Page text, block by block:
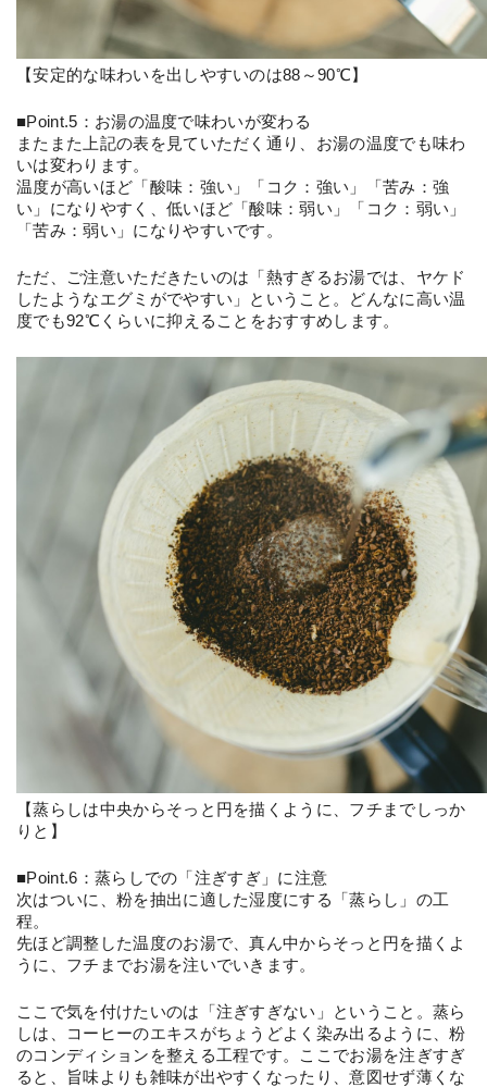
【安定的な味わいを出しやすいのは88～90℃】
■Point.5：お湯の温度で味わいが変わる
またまた上記の表を見ていただく通り、お湯の温度でも味わ
いは変わります。
温度が高いほど「酸味：強い」「コク：強い」「苦み：強
い」になりやすく、低いほど「酸味：弱い」「コク：弱い」
「苦み：弱い」になりやすいです。
ただ、ご注意いただきたいのは「熱すぎるお湯では、ヤケド
したようなエグミがでやすい」ということ。どんなに高い温
度でも92℃くらいに抑えることをおすすめします。
【蒸らしは中央からそっと円を描くように、フチまでしっか
りと】
■Point.6：蒸らしでの「注ぎすぎ」に注意
次はついに、粉を抽出に適した湿度にする「蒸らし」の工
程。
先ほど調整した温度のお湯で、真ん中からそっと円を描くよ
うに、フチまでお湯を注いでいきます。
ここで気を付けたいのは「注ぎすぎない」ということ。蒸ら
しは、コーヒーのエキスがちょうどよく染み出るように、粉
のコンディションを整える工程です。ここでお湯を注ぎすぎ
ると、旨味よりも雑味が出やすくなったり、意図せず薄くな